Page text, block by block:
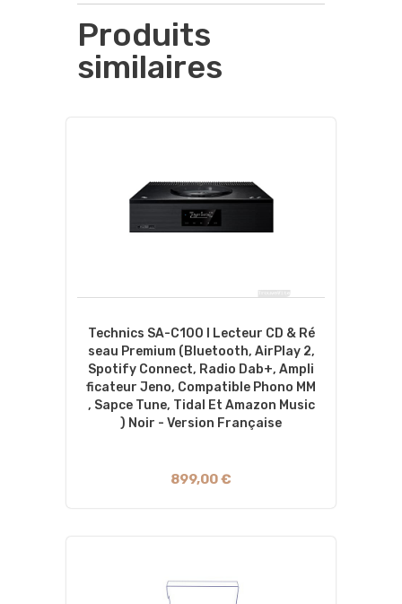
Produits
similaires
Technics SA-C100 I Lecteur CD & Ré
Seau Premium (Bluetooth, AirPlay 2,
Spotify Connect, Radio Dab+, Ampli
Ficateur Jeno, Compatible Phono MM
, Sapce Tune, Tidal Et Amazon Music
) Noir - Version Française
899,00 €